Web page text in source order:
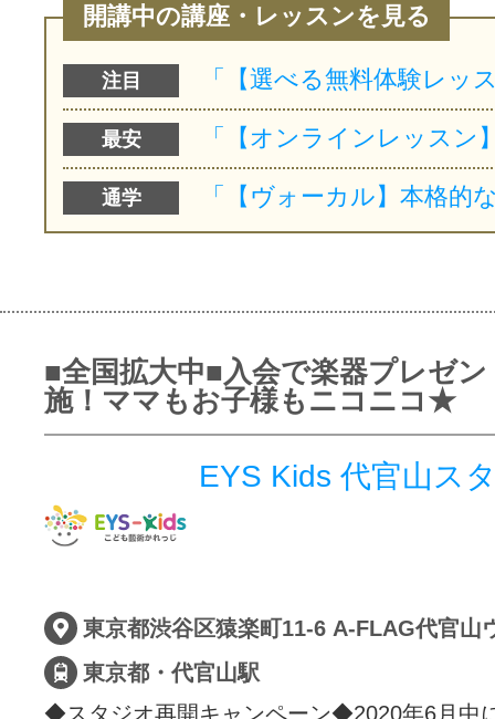
開講中の講座・レッスンを見る
注目
最安
通学
■全国拡大中■入会で楽器プレゼン
施！ママもお子様もニコニコ★
EYS Kids 代官山ス
東京都・代官山駅
◆スタジオ再開キャンペーン◆2020年6月中